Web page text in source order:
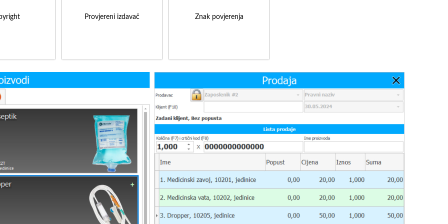
Provjereni izdavač Znak povjerenja